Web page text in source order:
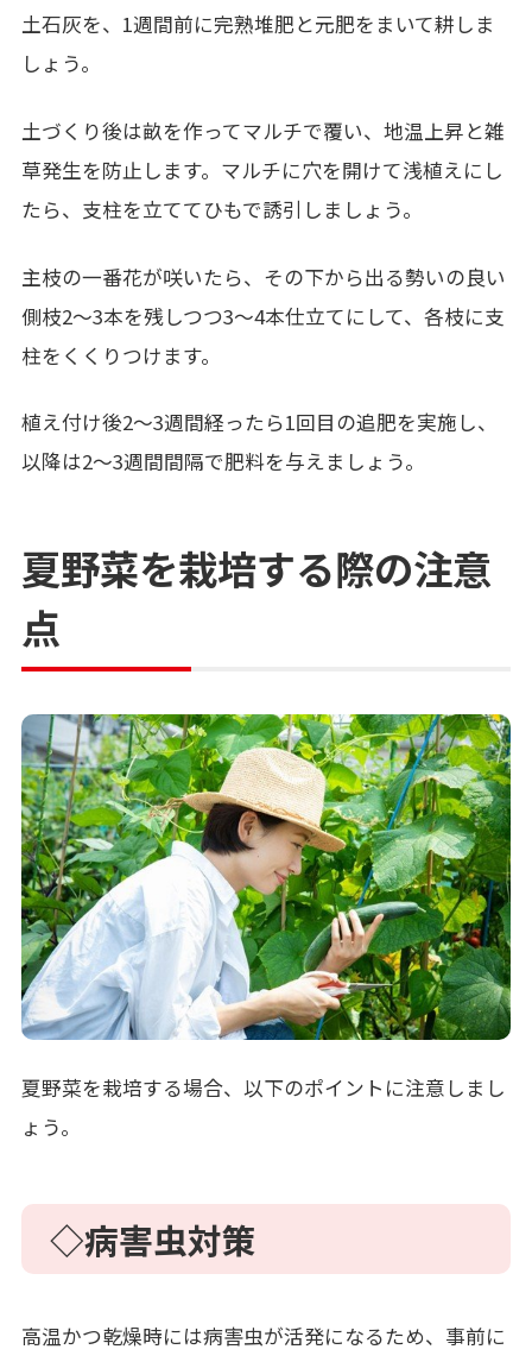
土石灰を、1週間前に完熟堆肥と元肥をまいて耕しま
しょう。
土づくり後は畝を作ってマルチで覆い、地温上昇と雑
草発生を防止します。マルチに穴を開けて浅植えにし
たら、支柱を立ててひもで誘引しましょう。
主枝の一番花が咲いたら、その下から出る勢いの良い
側枝2～3本を残しつつ3～4本仕立てにして、各枝に支
柱をくくりつけます。
植え付け後2～3週間経ったら1回目の追肥を実施し、
以降は2～3週間間隔で肥料を与えましょう。
夏野菜を栽培する際の注意
点
夏野菜を栽培する場合、以下のポイントに注意しまし
ょう。
◇病害虫対策
高温かつ乾燥時には病害虫が活発になるため、事前に